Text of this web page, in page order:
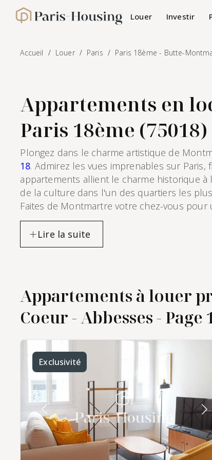
Paris-Housing - Accueil Louer Investir
Accueil Louer Paris Paris 18ème - Butte-
Appartements en
Paris 18ème (75018)
Plongez dans le charme artistique de
18. Admirez les vues imprenables sur
appartements allient le charme historique
de la culture dans l'un des quartiers les
Faites de Montmartre votre chez-vous
d'appartement
Montmartre -
Appartements à louer
Coeur - Abbesses - Page
Exclusivité
Panneau de gestion des cookies